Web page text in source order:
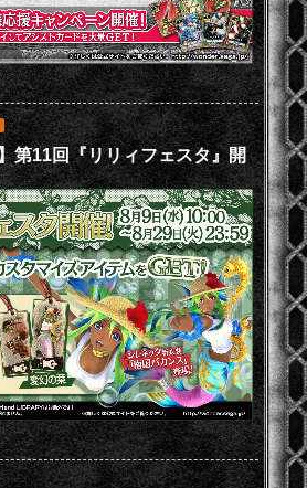
第11回『リリィフェスタ』開